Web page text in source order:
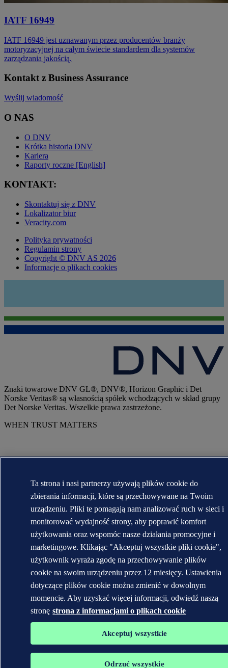
IATF 16949
IATF 16949 jest uznawanym przez producentów branży
motoryzacyjnej na całym świecie standardem dla systemów
zarządzania jakością.
Kontakt z Business Assurance
Wyślij wiadomość
O NAS
O DNV
Krótka historia DNV
Kariera
Raporty roczne [English]
KONTAKT:
Skontaktuj się z DNV
Lokalizator biur
Veracity.com
Polityka prywatności
Regulamin strony
Copyright © DNV AS 2026
Informacje o plikach cookies
Znaki towarowe DNV GL®, DNV®, Horizon Graphic i Det
Norske Veritas® są własnością spółek wchodzących w skład grupy
Det Norske Veritas. Wszelkie prawa zastrzeżone.
WHEN TRUST MATTERS
Ta strona i nasi partnerzy używają plików cookie do
zbierania informacji, które są przechowywane na Twoim
urządzeniu. Pliki te pomagają nam analizować ruch w sieci i
monitorować wydajność strony, aby poprawić komfort
użytkowania oraz wspomóc nasze działania promocyjne i
marketingowe. Klikając "Akceptuj wszystkie pliki cookie",
użytkownik wyraża zgodę na przechowywanie plików
cookie na swoim urządzeniu przez 12 miesięcy. Ustawienia
dotyczące plików cookie można zmienić w dowolnym
momencie. Aby uzyskać więcej informacji, odwiedź naszą
stronę strona z informacjami o plikach cookie
Akceptuj wszystkie
Odrzuć wszystkie